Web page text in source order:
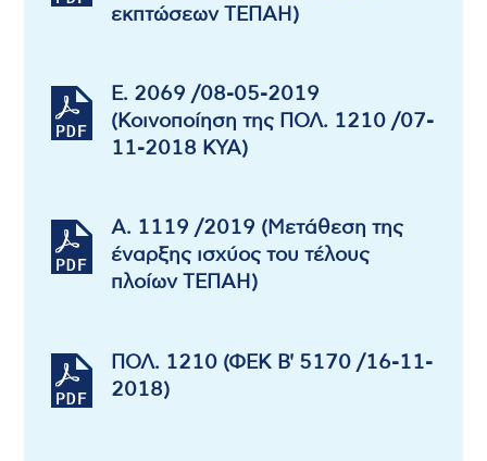
εκπτώσεων ΤΕΠΑΗ)
Ε. 2069 /08-05-2019
(Κοινοποίηση της ΠΟΛ. 1210 /07-
11-2018 ΚΥΑ)
Α. 1119 /2019 (Μετάθεση της
έναρξης ισχύος του τέλους
πλοίων ΤΕΠΑΗ)
ΠΟΛ. 1210 (ΦΕΚ Β' 5170 /16-11-
2018)